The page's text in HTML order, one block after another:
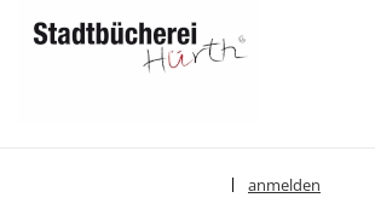
anmelden